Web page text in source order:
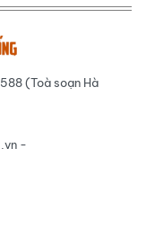
(Toà soạn Hà
-